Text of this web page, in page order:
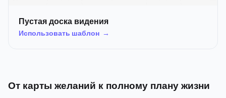
Пустая доска видения
Использовать шаблон →
От карты желаний к полному плану жизни